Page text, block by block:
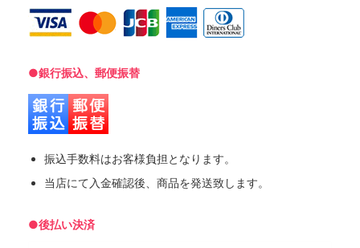
●銀行振込、郵便振替
振込手数料はお客様負担となります。
当店にて入金確認後、商品を発送致します。
●後払い決済